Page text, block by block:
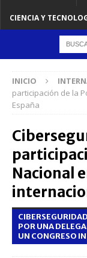
CIENCIA Y
INICIO
participación de la
España
Nacional
POR UNA
UN CONGRESO